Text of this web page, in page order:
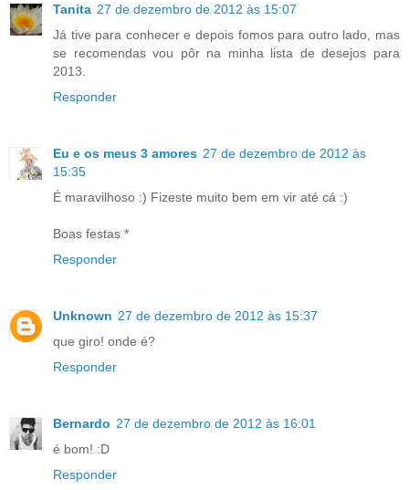
Tanita 27 de dezembro de 2012 às 15:07
Já tive para conhecer e depois fomos para outro lado, mas
se recomendas vou pôr na minha lista de desejos para
2013.
Responder
Eu e os meus 3 amores 27 de dezembro de 2012 às
15:35
É maravilhoso :) Fizeste muito bem em vir até cá :)
Boas festas *
Responder
Unknown 27 de dezembro de 2012 às 15:37
que giro! onde é?
Responder
Bernardo 27 de dezembro de 2012 às 16:01
é bom! :D
Responder